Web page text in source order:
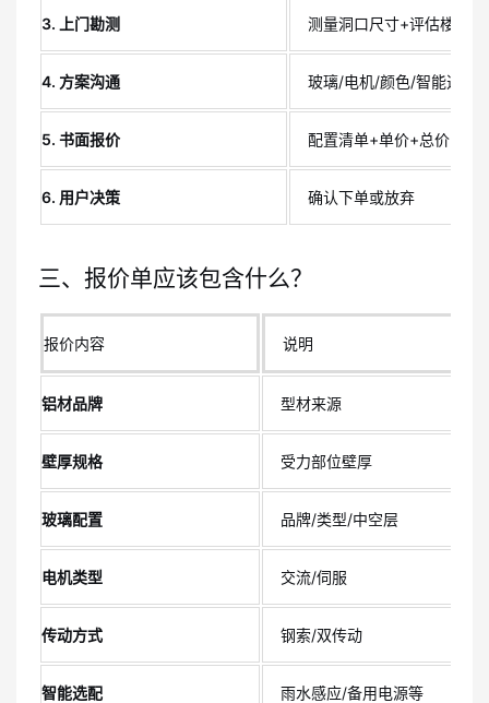
3. 上门勘测 测量洞口尺寸+评估楼层/
4. 方案沟通 玻璃/电机/颜色/智能选配
5. 书面报价 配置清单+单价+总价
6. 用户决策 确认下单或放弃
三、报价单应该包含什么？
报价内容 说明
铝材品牌 型材来源
壁厚规格 受力部位壁厚
玻璃配置 品牌/类型/中空层
电机类型 交流/伺服
传动方式 钢索/双传动
智能选配 雨水感应/备用电源等